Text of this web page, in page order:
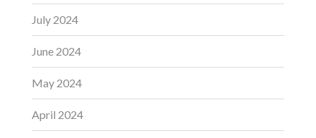
July 2024
June 2024
May 2024
April 2024